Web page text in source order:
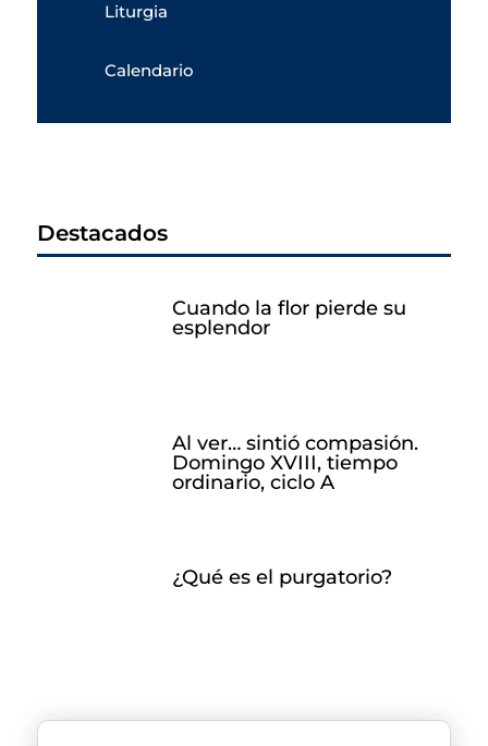
Liturgia
Calendario
Destacados
Cuando la flor pierde su
esplendor
Al ver… sintió compasión.
Domingo XVIII, tiempo
ordinario, ciclo A
¿Qué es el purgatorio?